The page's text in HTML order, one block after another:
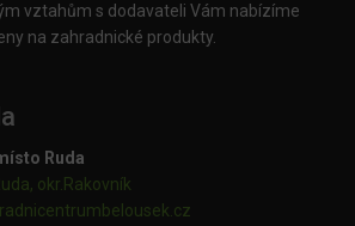
vztahům s dodavateli Vám nabízíme
na zahradnické produkty.
Ruda
okr.Rakovník